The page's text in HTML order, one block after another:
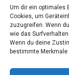
Spannung.
Söbbeke
—
Um dir ein optimales
Cookies, um
zuzugreifen. Wenn
wie das
Wenn du deine
bestimmte